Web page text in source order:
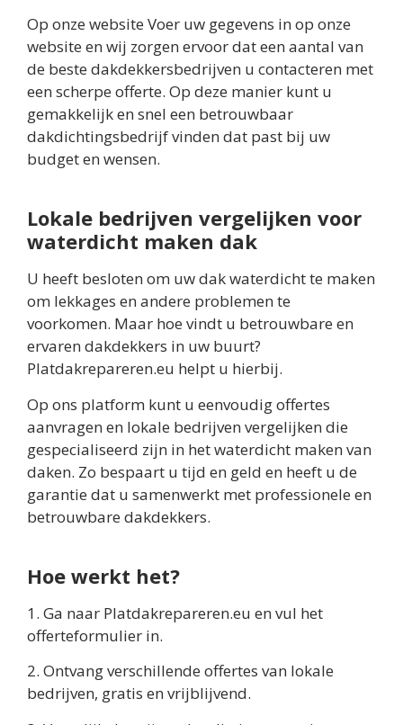
Op onze website Voer uw gegevens in op onze
website en wij zorgen ervoor dat een aantal van
de beste dakdekkersbedrijven u contacteren met
een scherpe offerte. Op deze manier kunt u
gemakkelijk en snel een betrouwbaar
dakdichtingsbedrijf vinden dat past bij uw
budget en wensen.
Lokale bedrijven vergelijken voor
waterdicht maken dak
U heeft besloten om uw dak waterdicht te maken
om lekkages en andere problemen te
voorkomen. Maar hoe vindt u betrouwbare en
ervaren dakdekkers in uw buurt?
Platdakrepareren.eu helpt u hierbij.
Op ons platform kunt u eenvoudig offertes
aanvragen en lokale bedrijven vergelijken die
gespecialiseerd zijn in het waterdicht maken van
daken. Zo bespaart u tijd en geld en heeft u de
garantie dat u samenwerkt met professionele en
betrouwbare dakdekkers.
Hoe werkt het?
1. Ga naar Platdakrepareren.eu en vul het
offerteformulier in.
2. Ontvang verschillende offertes van lokale
bedrijven, gratis en vrijblijvend.